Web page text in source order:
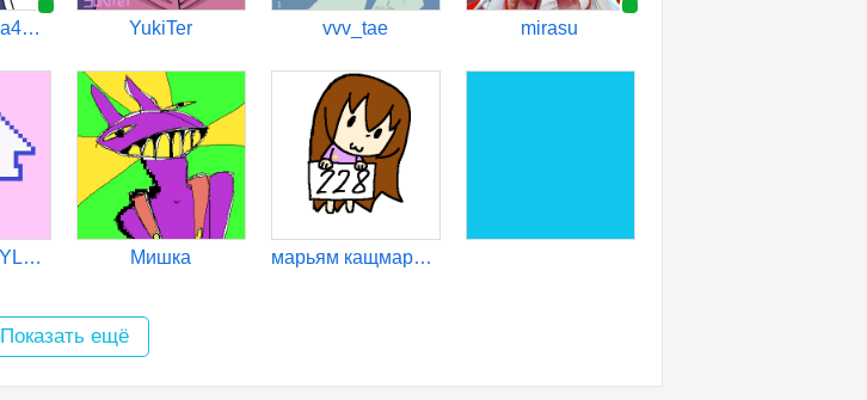
Раисаоценила47вашихфото YukiTer vvv_tae mirasu
OMGKawaiiRYLETIK Мишка марьям кащмар228
Показать ещё